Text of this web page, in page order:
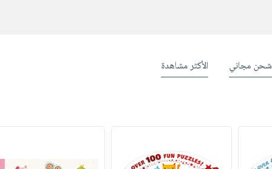
شحن مجاني الأكثر مشاهدة